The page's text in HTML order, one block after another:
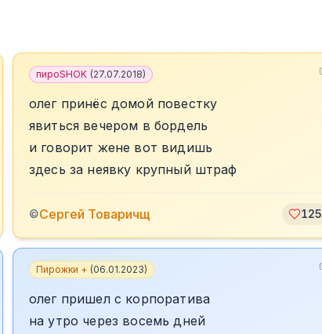
пироSHOK (27.07.2018)
олег принёс домой повестку
явиться вечером в бордель
и говорит жене вот видишь
здесь за неявку крупный штраф
©Сергей Товаричщ 125
Пирожки + (06.01.2023)
олег пришел с корпоратива
на утро через восемь дней